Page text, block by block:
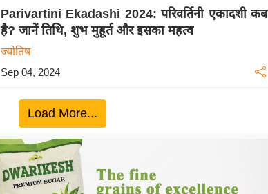
Parivartini Ekadashi 2024: परिवर्तिनी एकादशी कब
है? जानें तिथि, शुभ मुहूर्त और इसका महत्व
ज्योतिष
Sep 04, 2024
Load More...